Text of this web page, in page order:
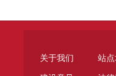
关于我们 站